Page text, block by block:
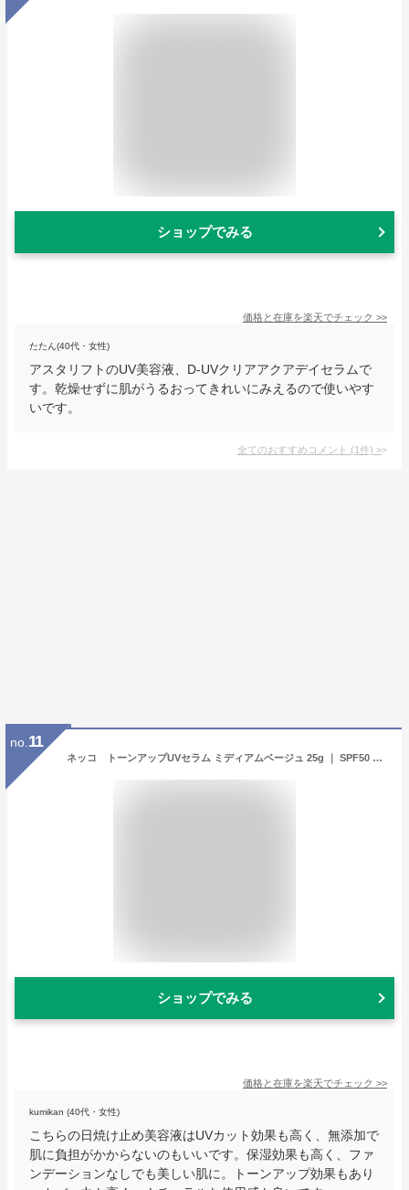
ショップでみる
価格と在庫を楽天でチェック >>
たたん(40代・女性)
アスタリフトのUV美容液、D-UVクリアアクアデイセラムで
す。乾燥せずに肌がうるおってきれいにみえるので使いやす
いです。
全てのおすすめコメント (1件) >
no. 11
ネッコ トーンアップUVセラム ミディアムベージュ 25g ｜ SPF50 PA++++ 紫外線ケア 日焼け止め UV美容液 日焼け止め美容液 UVクリーム 日焼け止めクリーム ノーファンデ CCクリーム スキンケア 保湿 無添加 発酵成分
ショップでみる
価格と在庫を楽天でチェック >>
kumikan (40代・女性)
こちらの日焼け止め美容液はUVカット効果も高く、無添加で
肌に負担がかからないのもいいです。保湿効果も高く、ファ
ンデーションなしでも美しい肌に。トーンアップ効果もあり